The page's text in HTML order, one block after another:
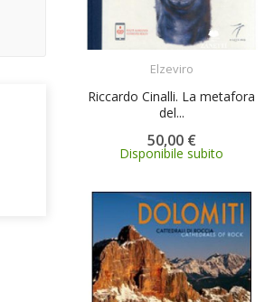
Elzeviro
Riccardo Cinalli. La metafora
del...
50,00 €
Disponibile subito